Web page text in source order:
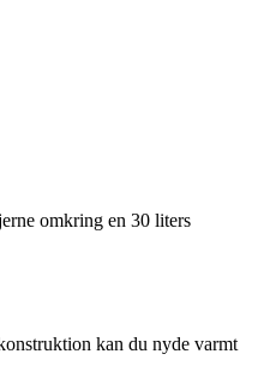
omkring en 30 liters
kan du nyde varmt